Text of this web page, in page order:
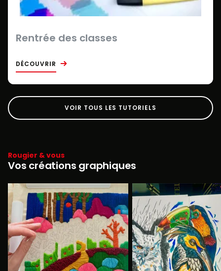
Rentrée des classes
DÉCOUVRIR
VOIR TOUS LES TUTORIELS
Rougier & vous
Vos créations graphiques